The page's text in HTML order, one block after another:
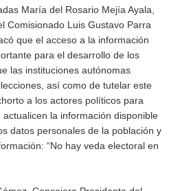
María del Rosario Mejía Ayala,
Comisionado Luis Gustavo Parra
que el acceso a la información
para el desarrollo de los
las instituciones autónomas
así como de tutelar este
a los actores políticos para
la información disponible
datos personales de la población y
“No hay veda electoral en